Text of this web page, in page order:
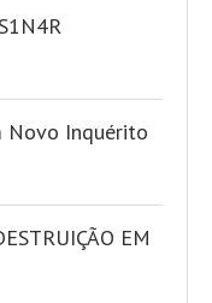
Novo Inquérito
EM